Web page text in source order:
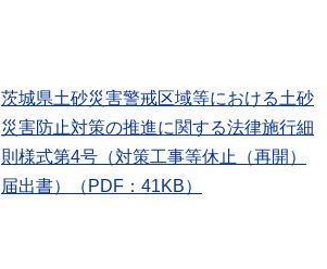
茨城県土砂災害警戒区域等における土砂
災害防止対策の推進に関する法律施行細
則様式第4号（対策工事等休止（再開）
届出書）（PDF：41KB）